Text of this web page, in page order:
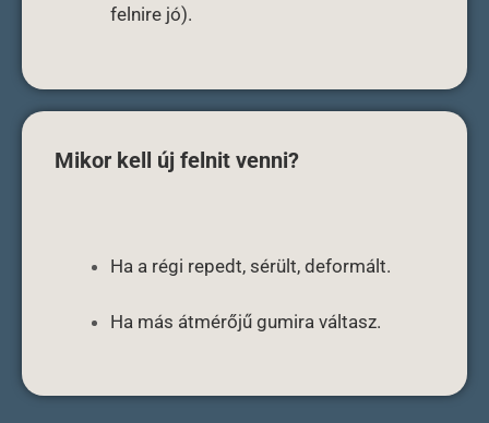
felnire jó).
Mikor kell új felnit venni?
Ha a régi repedt, sérült, deformált.
Ha más átmérőjű gumira váltasz.